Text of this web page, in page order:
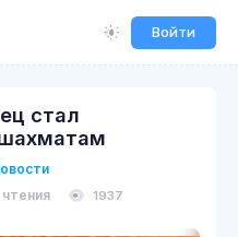
Войти
стал
чтения 1937